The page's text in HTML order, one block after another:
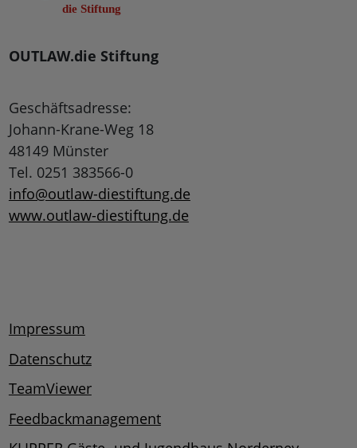
OUTLAW.die Stiftung
Geschäftsadresse:
Johann-Krane-Weg 18
48149 Münster
Tel. 0251 383566-0
info@outlaw-diestiftung.de
www.outlaw-diestiftung.de
Impressum
Datenschutz
TeamViewer
Feedbackmanagement